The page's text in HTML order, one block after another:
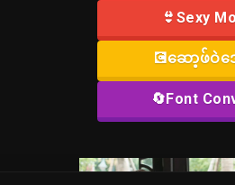
👙Sexy
💽ဆော့ဖ်ဝဲဒ
🔄Font